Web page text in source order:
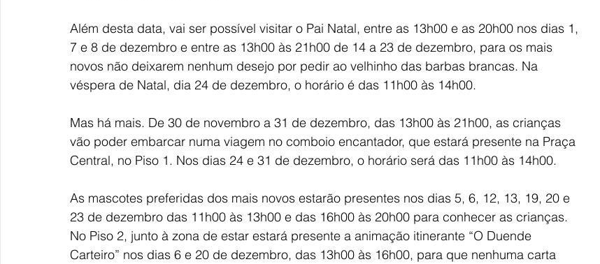
Além desta data, vai ser possível visitar o Pai Natal, entre as 13h00 e as 20h00 nos dias 1,
7 e 8 de dezembro e entre as 13h00 às 21h00 de 14 a 23 de dezembro, para os mais
novos não deixarem nenhum desejo por pedir ao velhinho das barbas brancas. Na
véspera de Natal, dia 24 de dezembro, o horário é das 11h00 às 14h00.
Mas há mais. De 30 de novembro a 31 de dezembro, das 13h00 às 21h00, as crianças
vão poder embarcar numa viagem no comboio encantador, que estará presente na Praça
Central, no Piso 1. Nos dias 24 e 31 de dezembro, o horário será das 11h00 às 14h00.
As mascotes preferidas dos mais novos estarão presentes nos dias 5, 6, 12, 13, 19, 20 e
23 de dezembro das 11h00 às 13h00 e das 16h00 às 20h00 para conhecer as crianças.
No Piso 2, junto à zona de estar estará presente a animação itinerante “O Duende
Carteiro” nos dias 6 e 20 de dezembro, das 13h00 às 16h00, para que nenhuma carta